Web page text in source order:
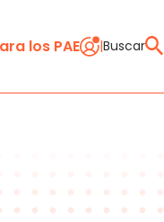
los PAE Buscar